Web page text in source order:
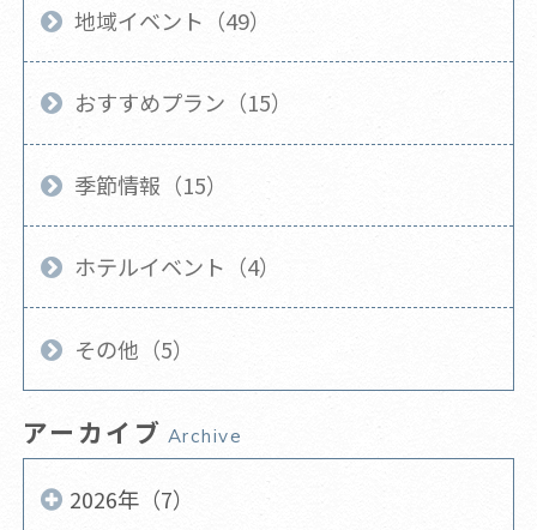
地域イベント（49）
おすすめプラン（15）
季節情報（15）
ホテルイベント（4）
その他（5）
アーカイブ Archive
2026年（7）